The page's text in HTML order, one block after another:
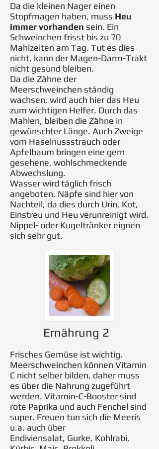
Da die kleinen Nager einen
Stopfmagen haben, muss Heu
immer vorhanden sein. Ein
Schweinchen frisst bis zu 70
Mahlzeiten am Tag. Tut es dies
nicht, kann der Magen-Darm-Trakt
nicht gesund bleiben.
Da die Zähne der
Meerschweinchen ständig
wachsen, wird auch hier das Heu
zum wichtigen Helfer. Durch das
Mahlen, bleiben die Zähne in
gewünschter Länge. Auch Zweige
vom Haselnussstrauch oder
Apfelbaum bringen eine gern
gesehene, wohlschmeckende
Abwechslung.
Wasser wird täglich frisch
angeboten. Näpfe sind hier von
Nachteil, da dies durch Urin, Kot,
Einstreu und Heu verunreinigt wird.
Nippel- oder Kugeltränker eignen
sich sehr gut.
Ernährung 2
Frisches Gemüse ist wichtig.
Meerschweinchen können Vitamin
C nicht selber bilden, daher muss
es über die Nahrung zugeführt
werden. Vitamin-C-Booster sind
rote Paprika und auch Fenchel sind
super. Freuen tun sich die Meeris
u.a. auch über
Endiviensalat, Gurke, Kohlrabi,